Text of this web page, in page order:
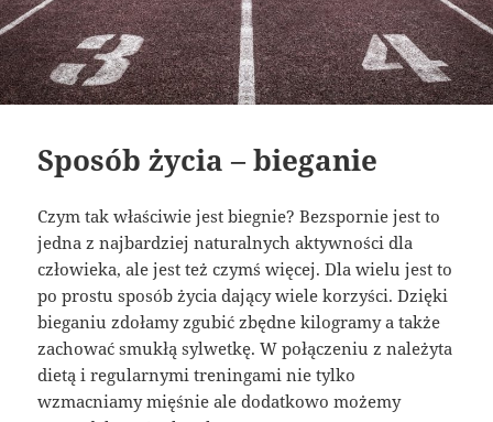
Sposób życia – bieganie
Czym tak właściwie jest biegnie? Bezspornie jest to
jedna z najbardziej naturalnych aktywności dla
człowieka, ale jest też czymś więcej. Dla wielu jest to
po prostu sposób życia dający wiele korzyści. Dzięki
bieganiu zdołamy zgubić zbędne kilogramy a także
zachować smukłą sylwetkę. W połączeniu z należyta
dietą i regularnymi treningami nie tylko
wzmacniamy mięśnie ale dodatkowo możemy